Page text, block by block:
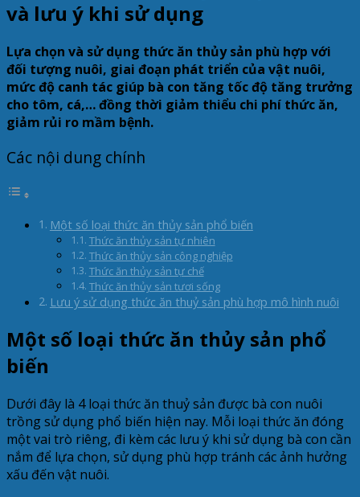
và lưu ý khi sử dụng
Lựa chọn và sử dụng thức ăn thủy sản phù hợp với
đối tượng nuôi, giai đoạn phát triển của vật nuôi,
mức độ canh tác giúp bà con tăng tốc độ tăng trưởng
cho tôm, cá,… đồng thời giảm thiểu chi phí thức ăn,
giảm rủi ro mầm bệnh.
Các nội dung chính
Một số loại thức ăn thủy sản phổ biến
Thức ăn thủy sản tự nhiên
Thức ăn thủy sản công nghiệp
Thức ăn thủy sản tự chế
Thức ăn thủy sản tươi sống
Lưu ý sử dụng thức ăn thuỷ sản phù hợp mô hình nuôi
Một số loại thức ăn thủy sản phổ
biến
Dưới đây là 4 loại thức ăn thuỷ sản được bà con nuôi
trồng sử dụng phổ biến hiện nay. Mỗi loại thức ăn đóng
một vai trò riêng, đi kèm các lưu ý khi sử dụng bà con cần
nắm để lựa chọn, sử dụng phù hợp tránh các ảnh hưởng
xấu đến vật nuôi.